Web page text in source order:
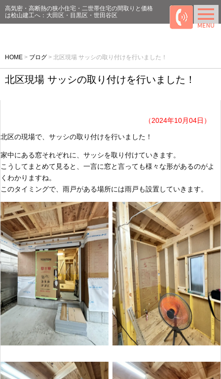
高気密・高断熱の狭小住宅・二世帯住宅の間取りと価格
は桧山建工へ：大田区・目黒区・世田谷区
HOME > ブログ > 北区現場 サッシの取り付けを行いました！
北区現場 サッシの取り付けを行いました！
（2024年10月04日）
北区の現場で、サッシの取り付けを行いました！
家中にある窓それぞれに、サッシを取り付けていきます。
こうしてまとめて見ると、一言に窓と言っても様々な形があるのがよ
くわかりますね。
このタイミングで、雨戸がある場所には雨戸も設置していきます。